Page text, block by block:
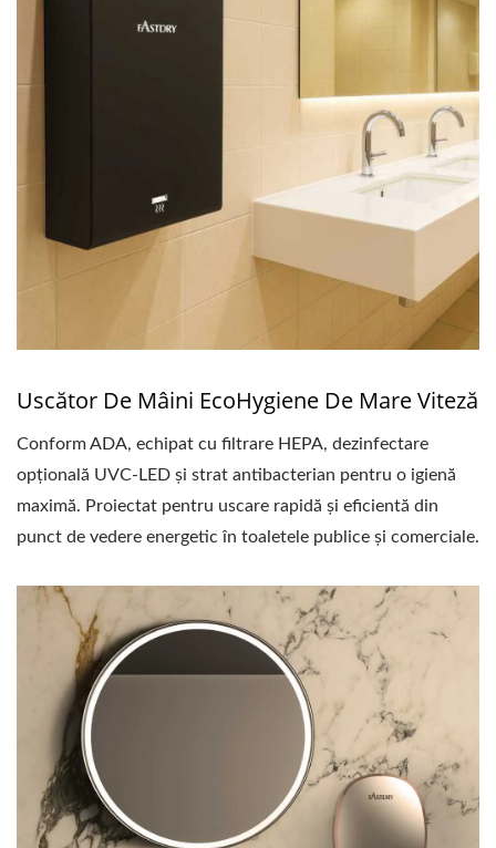
Uscător De Mâini EcoHygiene De Mare Viteză
Conform ADA, echipat cu filtrare HEPA, dezinfectare
opțională UVC-LED și strat antibacterian pentru o igienă
maximă. Proiectat pentru uscare rapidă și eficientă din
punct de vedere energetic în toaletele publice și comerciale.